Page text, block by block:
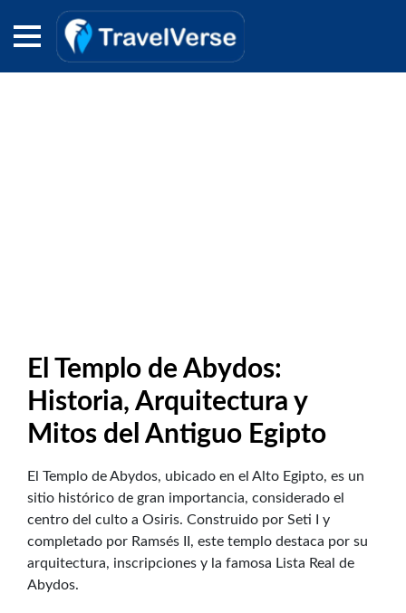
El Templo de Abydos:
Historia, Arquitectura y
Mitos del Antiguo Egipto
El Templo de Abydos, ubicado en el Alto Egipto, es un
sitio histórico de gran importancia, considerado el
centro del culto a Osiris. Construido por Seti I y
completado por Ramsés II, este templo destaca por su
arquitectura, inscripciones y la famosa Lista Real de
Abydos.